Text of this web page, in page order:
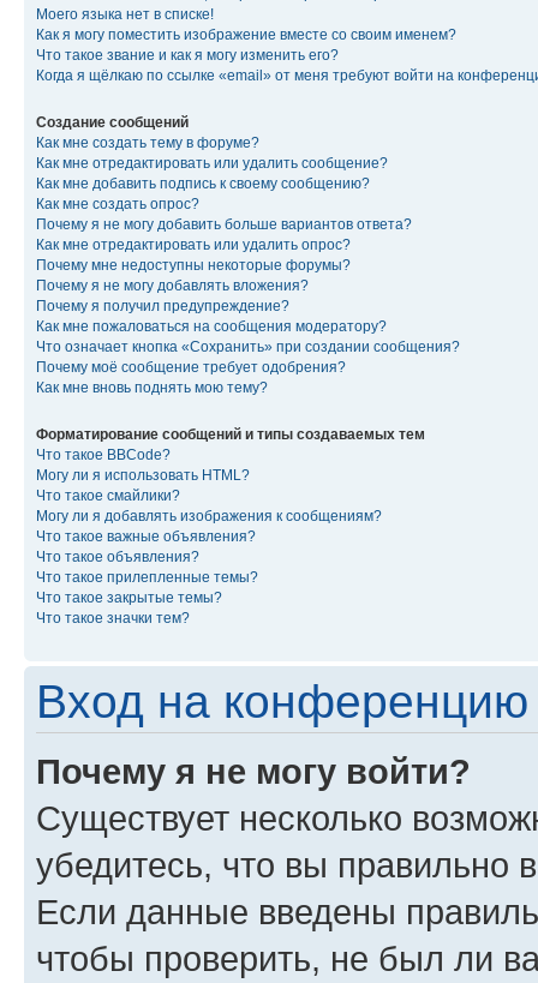
Моего языка нет в списке!
Как я могу поместить изображение вместе со своим именем?
Что такое звание и как я могу изменить его?
Когда я щёлкаю по ссылке «email» от меня требуют войти на
Создание сообщений
Как мне создать тему в форуме?
Как мне отредактировать или удалить сообщение?
Как мне добавить подпись к своему сообщению?
Как мне создать опрос?
Почему я не могу добавить больше вариантов ответа?
Как мне отредактировать или удалить опрос?
Почему мне недоступны некоторые форумы?
Почему я не могу добавлять вложения?
Почему я получил предупреждение?
Как мне пожаловаться на сообщения модератору?
Что означает кнопка «Сохранить» при создании сообщения?
Почему моё сообщение требует одобрения?
Как мне вновь поднять мою тему?
Форматирование сообщений и типы создаваемых тем
Что такое BBCode?
Могу ли я использовать HTML?
Что такое смайлики?
Могу ли я добавлять изображения к сообщениям?
Что такое важные объявления?
Что такое объявления?
Что такое прилепленные темы?
Что такое закрытые темы?
Что такое значки тем?
Вход на конференцию
Почему я не могу войти?
Существует несколько
убедитесь, что вы правильно
Если данные введены
чтобы проверить, не был ли